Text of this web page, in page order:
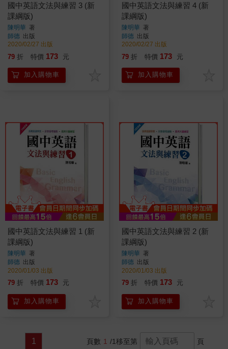
國中英語文法與練習 3 (新
課綱版)
陳明華 著
師德 出版
2020/02/27 出版
79 折 特價 173 元
加入購物車
國中英語文法與練習 4 (新
課綱版)
陳明華 著
師德 出版
2020/02/27 出版
79 折 特價 173 元
加入購物車
國中英語文法與練習 1 (新
課綱版)
陳明華 著
師德 出版
2020/01/03 出版
79 折 特價 173 元
加入購物車
國中英語文法與練習 2 (新
課綱版)
陳明華 著
師德 出版
2020/01/03 出版
79 折 特價 173 元
加入購物車
1 頁數 1 /1移至第 頁